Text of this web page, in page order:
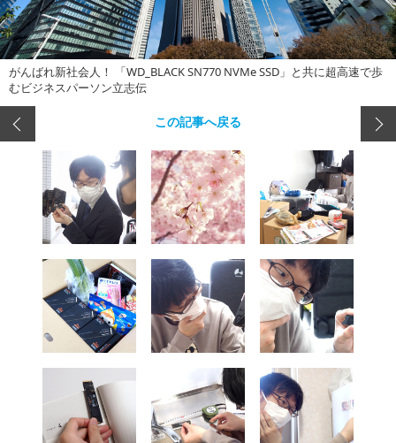
がんばれ新社会人！ 「WD_BLACK SN770 NVMe SSD」と共に超高速で歩
むビジネスパーソン立志伝
この記事へ戻る